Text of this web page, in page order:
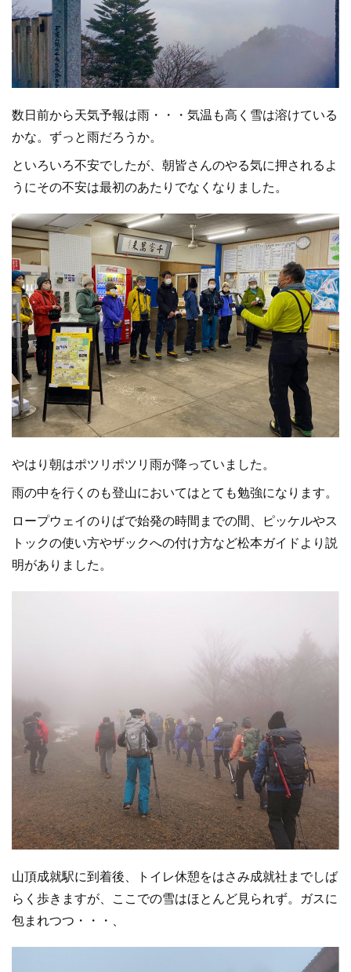
数日前から天気予報は雨・・・気温も高く雪は溶けている
かな。ずっと雨だろうか。
といろいろ不安でしたが、朝皆さんのやる気に押されるよ
うにその不安は最初のあたりでなくなりました。
やはり朝はポツリポツリ雨が降っていました。
雨の中を行くのも登山においてはとても勉強になります。
ロープウェイのりばで始発の時間までの間、ピッケルやス
トックの使い方やザックへの付け方など松本ガイドより説
明がありました。
山頂成就駅に到着後、トイレ休憩をはさみ成就社までしば
らく歩きますが、ここでの雪はほとんど見られず。ガスに
包まれつつ・・・、